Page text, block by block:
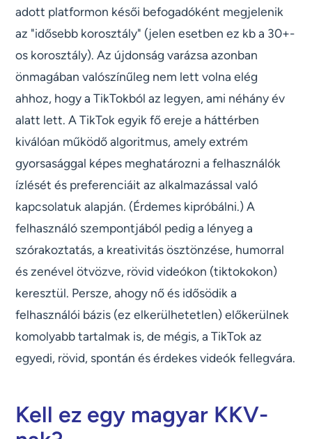
adott platformon késői befogadóként megjelenik
az "idősebb korosztály" (jelen esetben ez kb a 30+-
os korosztály). Az újdonság varázsa azonban
önmagában valószínűleg nem lett volna elég
ahhoz, hogy a TikTokból az legyen, ami néhány év
alatt lett. A TikTok egyik fő ereje a háttérben
kiválóan működő algoritmus, amely extrém
gyorsasággal képes meghatározni a felhasználók
ízlését és preferenciáit az alkalmazással való
kapcsolatuk alapján. (Érdemes kipróbálni.) A
felhasználó szempontjából pedig a lényeg a
szórakoztatás, a kreativitás ösztönzése, humorral
és zenével ötvözve, rövid videókon (tiktokokon)
keresztül. Persze, ahogy nő és idősödik a
felhasználói bázis (ez elkerülhetetlen) előkerülnek
komolyabb tartalmak is, de mégis, a TikTok az
egyedi, rövid, spontán és érdekes videók fellegvára.
Kell ez egy magyar KKV-